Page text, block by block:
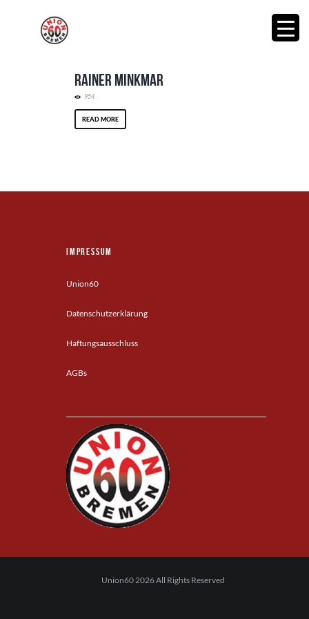
Rainer Minkmar
954
READ MORE
Impressum
Union60
Datenschutzerklärung
Haftungsausschluss
AGBs
Union60 2026 All Rights Reserved